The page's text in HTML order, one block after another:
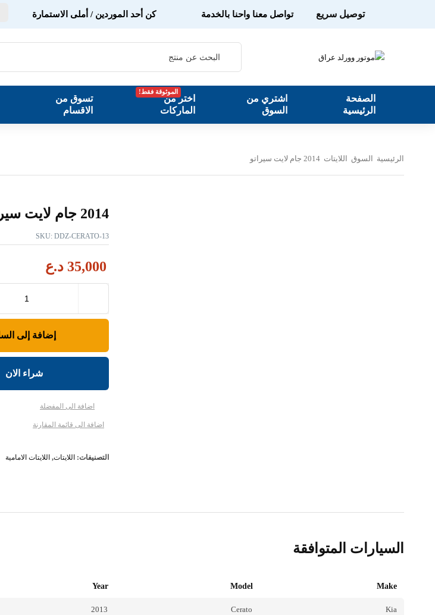
توصيل سريع تواصل معنا واحنا بالخدمة كن أحد الموردين / أملى الاستمارة
الصفحة
الرئيسية
اشتري من
السوق
اختر من
الماركات
الموثوقة فقط!
تسوق من
الاقسام
الرئيسية السوق اللايتات 2014 جام لايت سيراتو
2014 جام لايت سيراتو
SKU: DDZ-CERATO-13
35,000 د.ع
إضافة إلى
شراء الان
اضافة الى المفضلة
اضافة الى قائمة المقارنة
التصنيفات: اللايتات, اللايتات الامامية
السيارات المتوافقة
Make
Model
Year
Kia
Cerato
2013